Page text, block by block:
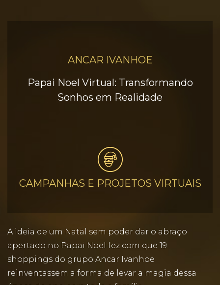
ANCAR IVANHOE
Papai Noel Virtual: Transformando
Sonhos em Realidade
CAMPANHAS E PROJETOS VIRTUAIS
A ideia de um Natal sem poder dar o abraço
apertado no Papai Noel fez com que 19
shoppings do grupo Ancar Ivanhoe
reinventassem a forma de levar a magia dessa